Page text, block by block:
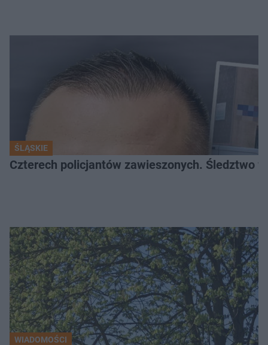
ŚLĄSKIE
Czterech policjantów zawieszonych. Śledztwo
WIADOMOŚCI